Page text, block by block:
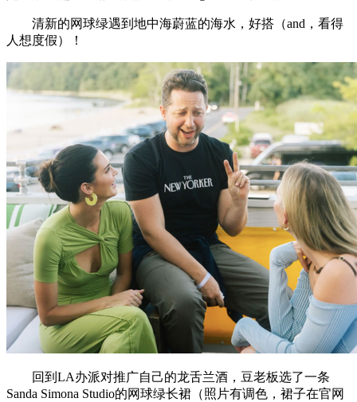
清新的网球绿遇到地中海蔚蓝的海水，好搭（and，看得
人想度假）！
回到LA办派对推广自己的龙舌兰酒，豆老板选了一条
Sanda Simona Studio的网球绿长裙（照片有调色，裙子在官网